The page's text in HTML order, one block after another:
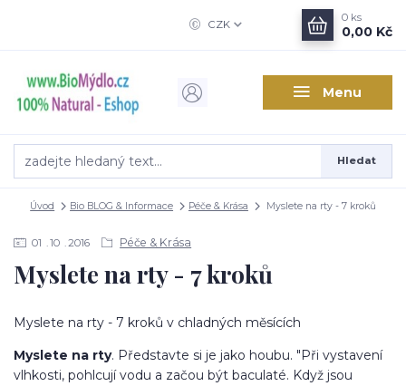
Menu
CZK
Hledat
0 ks
0,00 Kč
Úvod Bio BLOG & Informace Péče & Krása Myslete na rty - 7 kroků
01 10 2016 Péče & Krása
Myslete na rty - 7 kroků
Myslete na rty - 7 kroků v chladných měsících
Myslete na rty. Představte si je jako houbu. "Při vystavení
vlhkosti, pohlcují vodu a začou být baculaté. Když jsou